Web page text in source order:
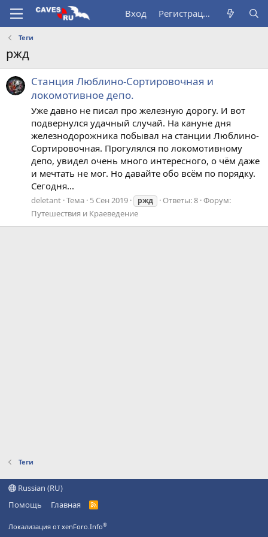
Вход Регистрация
Теги
ржд
Cтанция Люблино-Сортировочная и
локомотивное депо.
Уже давно не писал про железную дорогу. И вот
подвернулся удачный случай. На кануне дня
железнодорожника побывал на станции Люблино-
Сортировочная. Прогулялся по локомотивному
депо, увидел очень много интересного, о чём даже
и мечтать не мог. Но давайте обо всём по порядку.
Сегодня...
deletant Тема 5 Сен 2019 ржд Ответы: 8 Форум:
Путешествия и Краеведение
Теги
Russian (RU)
Помощь
Главная
R
Локализация от xenForo.Info®